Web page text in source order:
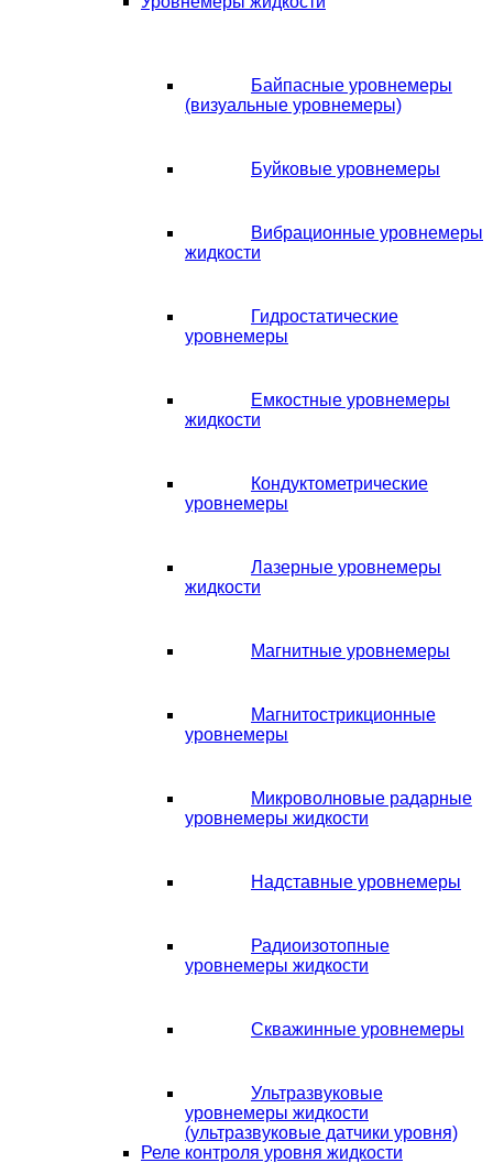
Байпасные уровнемеры
(визуальные уровнемеры)
Буйковые уровнемеры
Вибрационные уровнемеры
жидкости
Гидростатические
уровнемеры
Емкостные уровнемеры
жидкости
Кондуктометрические
уровнемеры
Лазерные уровнемеры
жидкости
Магнитные уровнемеры
Магнитострикционные
уровнемеры
Микроволновые радарные
уровнемеры жидкости
Надставные уровнемеры
Радиоизотопные
уровнемеры жидкости
Скважинные уровнемеры
Ультразвуковые
уровнемеры жидкости
(ультразвуковые датчики уровня)
Реле контроля уровня жидкости